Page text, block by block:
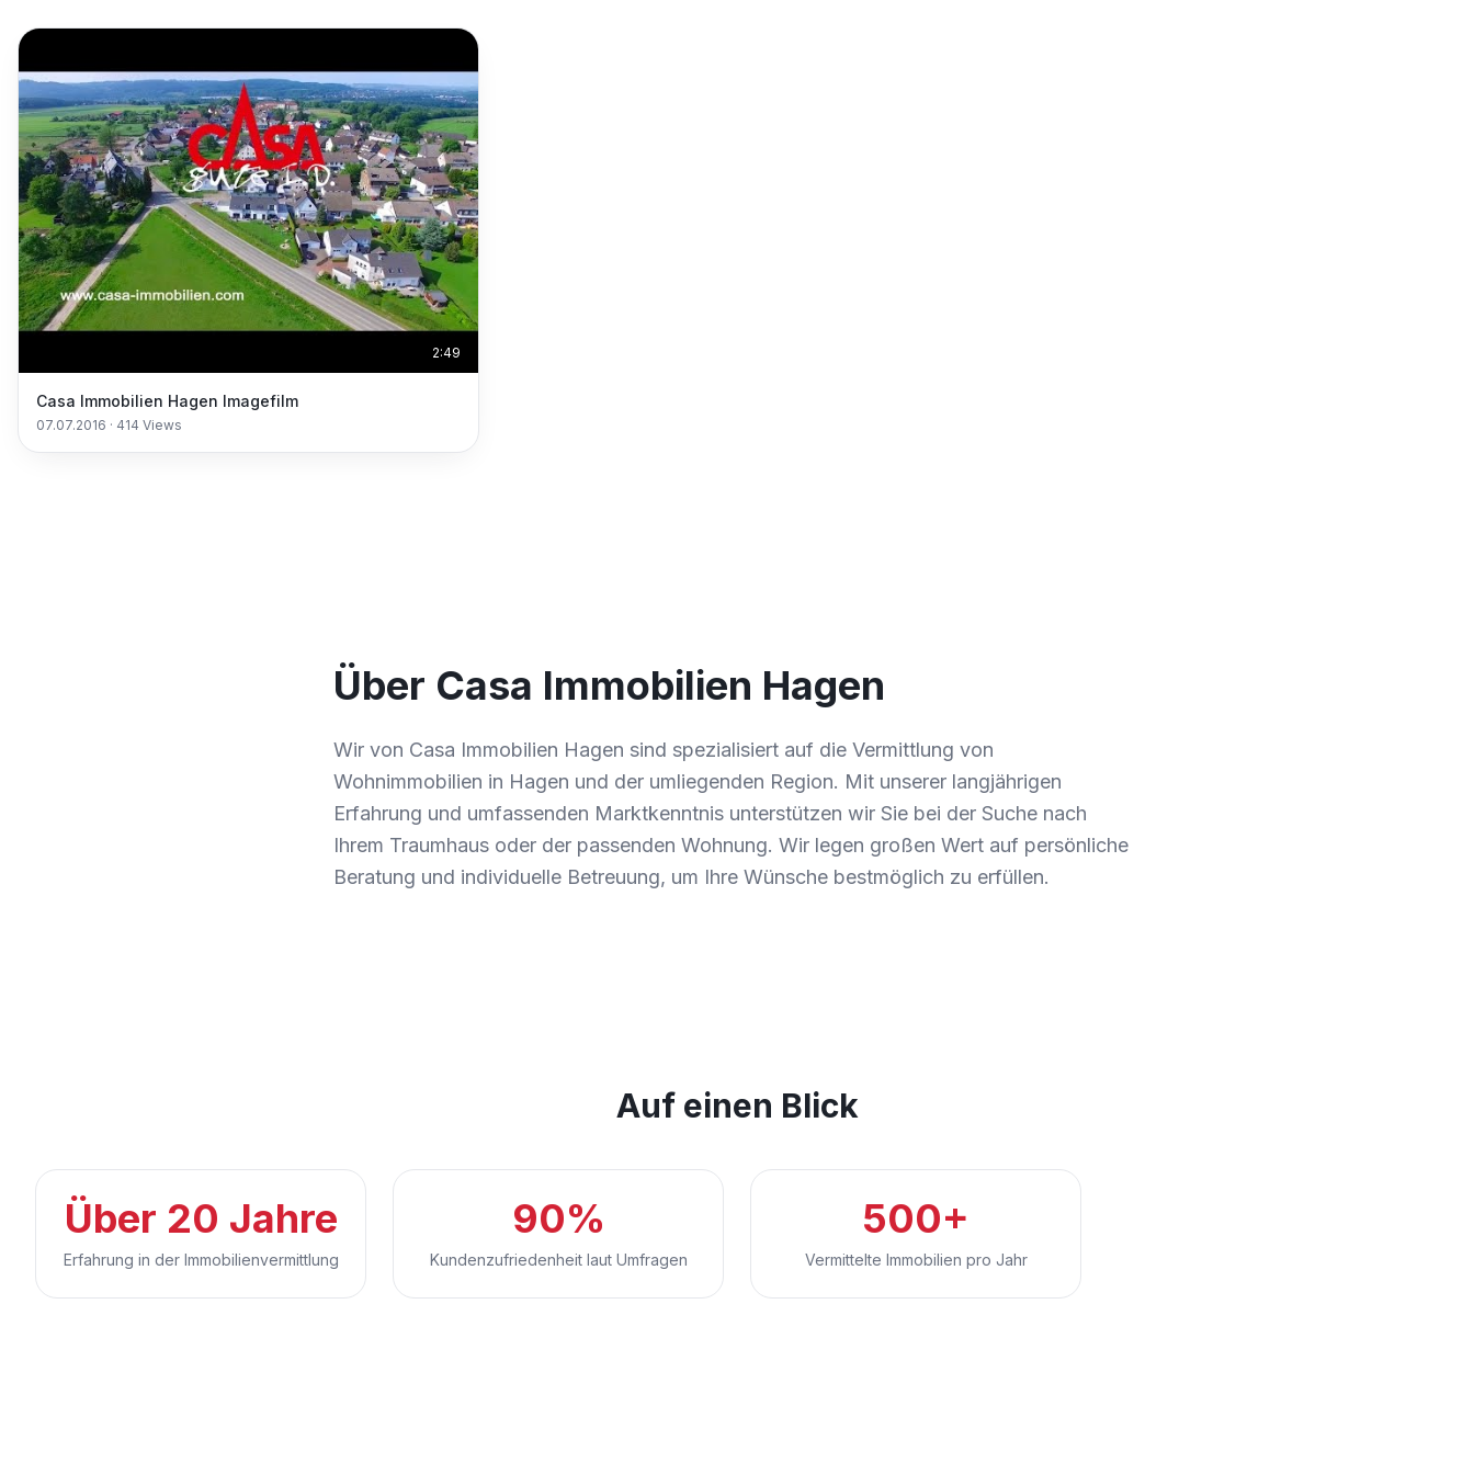
2:49
Casa Immobilien Hagen Imagefilm
07.07.2016 · 414 Views
Über Casa Immobilien Hagen
Wir von Casa Immobilien Hagen sind spezialisiert auf die Vermittlung von
Wohnimmobilien in Hagen und der umliegenden Region. Mit unserer langjährigen
Erfahrung und umfassenden Marktkenntnis unterstützen wir Sie bei der Suche nach
Ihrem Traumhaus oder der passenden Wohnung. Wir legen großen Wert auf persönliche
Beratung und individuelle Betreuung, um Ihre Wünsche bestmöglich zu erfüllen.
Auf einen Blick
Über 20 Jahre
Erfahrung in der Immobilienvermittlung
90%
Kundenzufriedenheit laut Umfragen
500+
Vermittelte Immobilien pro Jahr